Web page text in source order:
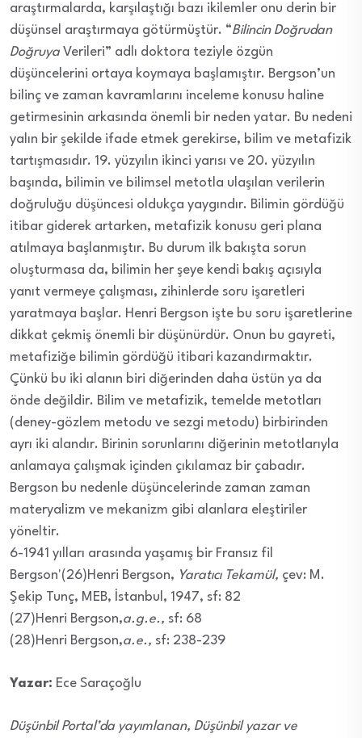
araştırmalarda, karşılaştığı bazı ikilemler onu derin bir
düşünsel araştırmaya götürmüştür. “Bilincin Doğrudan
Doğruya Verileri” adlı doktora teziyle özgün
düşüncelerini ortaya koymaya başlamıştır. Bergson’un
bilinç ve zaman kavramlarını inceleme konusu haline
getirmesinin arkasında önemli bir neden yatar. Bu nedeni
yalın bir şekilde ifade etmek gerekirse, bilim ve metafizik
tartışmasıdır. 19. yüzyılın ikinci yarısı ve 20. yüzyılın
başında, bilimin ve bilimsel metotla ulaşılan verilerin
doğruluğu düşüncesi oldukça yaygındır. Bilimin gördüğü
itibar giderek artarken, metafizik konusu geri plana
atılmaya başlanmıştır. Bu durum ilk bakışta sorun
oluşturmasa da, bilimin her şeye kendi bakış açısıyla
yanıt vermeye çalışması, zihinlerde soru işaretleri
yaratmaya başlar. Henri Bergson işte bu soru işaretlerine
dikkat çekmiş önemli bir düşünürdür. Onun bu gayreti,
metafiziğe bilimin gördüğü itibari kazandırmaktır.
Çünkü bu iki alanın biri diğerinden daha üstün ya da
önde değildir. Bilim ve metafizik, temelde metotları
(deney-gözlem metodu ve sezgi metodu) birbirinden
ayrı iki alandır. Birinin sorunlarını diğerinin metotlarıyla
anlamaya çalışmak içinden çıkılamaz bir çabadır.
Bergson bu nedenle düşüncelerinde zaman zaman
materyalizm ve mekanizm gibi alanlara eleştiriler
yöneltir.
6-1941 yılları arasında yaşamış bir Fransız fil
Bergson'(26)Henri Bergson, Yaratıcı Tekamül, çev: M.
Şekip Tunç, MEB, İstanbul, 1947, sf: 82
(27)Henri Bergson,a.g.e., sf: 68
(28)Henri Bergson,a.e., sf: 238-239
Yazar: Ece Saraçoğlu
Düşünbil Portal’da yayımlanan, Düşünbil yazar ve